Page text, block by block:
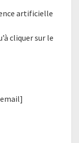
artificielle
cliquer sur le